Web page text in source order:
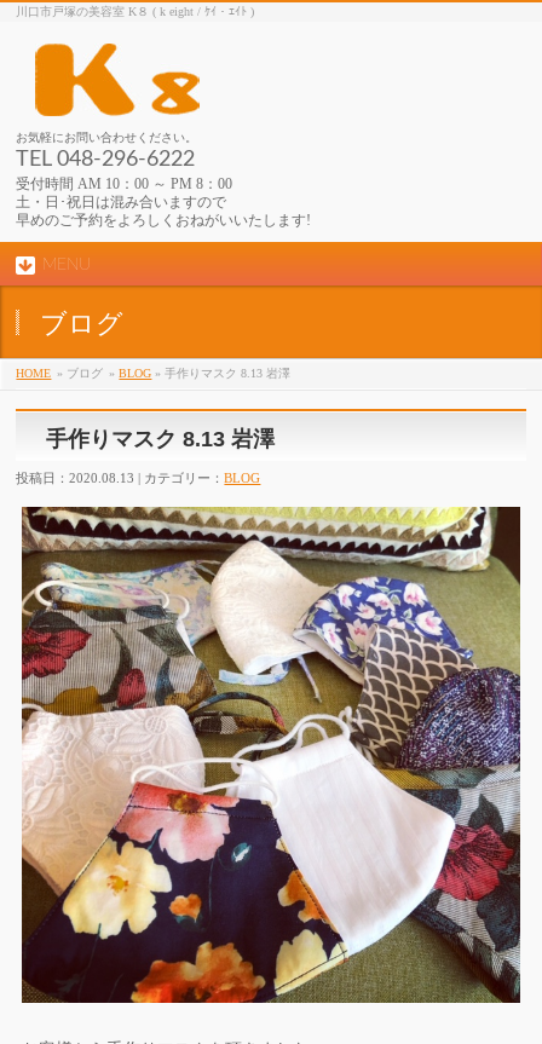
川口市戸塚の美容室 K８ ( k eight / ｹｲ・ｴｲﾄ )
お気軽にお問い合わせください。
TEL 048-296-6222
受付時間 AM 10：00 ～ PM 8：00
土・日･祝日は混み合いますので
早めのご予約をよろしくおねがいいたします!
MENU
ブログ
HOME » ブログ »BLOG » 手作りマスク 8.13 岩澤
手作りマスク 8.13 岩澤
投稿日：2020.08.13 | カテゴリー：BLOG